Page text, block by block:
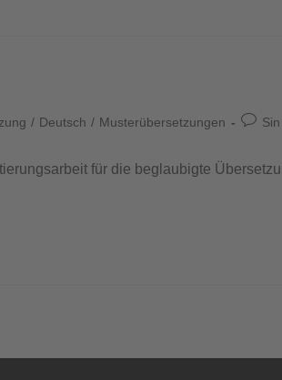
/ Deutsch / Musterübersetzungen
für die beglaubigte